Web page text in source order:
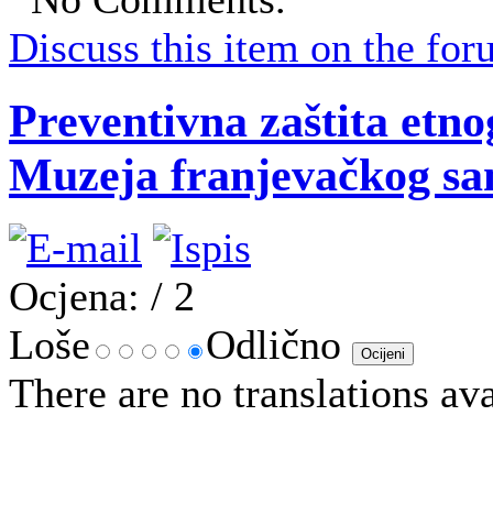
Discuss this item on the
Preventivna zaštita
Muzeja franjevačkog
Ocjena: / 2
Loše
Odlično
There are no translations